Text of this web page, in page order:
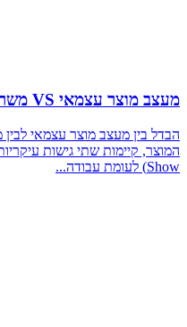
מעצב מוצר עצמאי VS משרד עיצוב גדול
הבדל בין מעצב מוצר עצמאי
Show) לעומת עבודה...